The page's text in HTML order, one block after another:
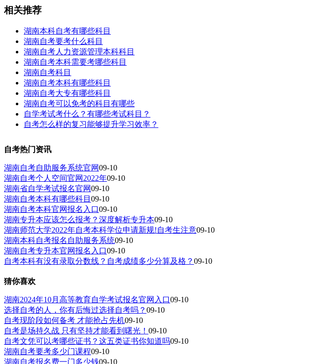
相关推荐
湖南本科自考有哪些科目
湖南自考要考什么科目
湖南自考人力资源管理本科科目
湖南自考本科需要考哪些科目
湖南自考科目
湖南自考本科有哪些科目
湖南自考大专有哪些科目
湖南自考可以免考的科目有哪些
自学考试考什么？有哪些考试科目？
自考怎么样的复习能够提升学习效率？
自考热门资讯
湖南自考自助服务系统官网09-10
湖南自考个人空间官网2022年09-10
湖南省自学考试报名官网09-10
湖南自考本科有哪些科目 09-10
湖南自考本科官网报名入口09-10
湖南专升本应该怎么报考？深度解析专升本09-10
湖南师范大学2022年自考本科学位申请新规!自考生注意09-10
湖南本科自考报名自助服务系统09-10
湖南自考专升本官网报名入口09-10
自考本科有没有录取分数线？自考成绩多少分算及格？ 09-10
猜你喜欢
湖南2024年10月高等教育自学考试报名官网入口09-10
选择自考的人，你有后悔过选择自考吗？ 09-10
自考现阶段如何备考 才能抢占先机09-10
自考是场持久战 只有坚持才能看到曙光！ 09-10
自考文凭可以考哪些证书？这五类证书你知道吗09-10
湖南自考要考多少门课程09-10
湖南自考报名费一门多少钱09-10